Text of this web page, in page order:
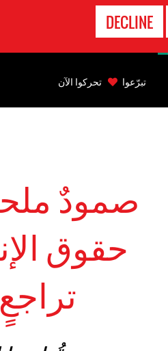
DECLINE
صمودٌ
حقوق
تبرّعوا تحركوا الآن